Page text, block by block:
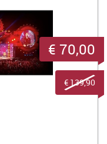
€ 70,00
€ 139,90